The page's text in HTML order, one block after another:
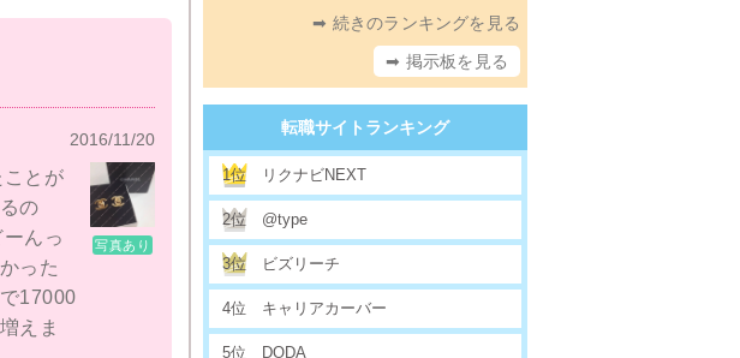
2016/11/20
写真あり
とが
の
んっ
った
17000
えま
➡ 続きのランキングを見る
➡ 掲示板を見る
転職サイトランキング
1位 リクナビNEXT
2位 @type
3位 ビズリーチ
4位 キャリアカーバー
5位 DODA